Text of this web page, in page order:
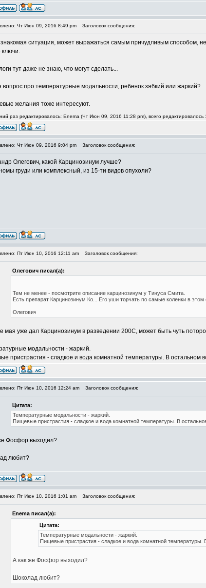
Чт Июн 09, 2016 8:49 pm Заголовок сообщения:
ситуация, может выражаться самым причудливым способом,
ключи.
тут даже не знаю, что могут сделать...
вопрос про температурные модальности, ребенок зябкий или жаркий?
желания тоже интересуют.
раз редактировалось: Enema (Чт Июн 09, 2016 11:28 pm), всего редактировалось
Чт Июн 09, 2016 9:04 pm Заголовок сообщения:
Олегович, какой Карцинозинум лучше?
груди или комплексный, из 15-ти видов опухоли?
Пт Июн 10, 2016 12:11 am Заголовок сообщения:
Олегович писал(а):
Тем не менее - посмотрите описание карцинозинум у Тинуса Смита.
Есть препарат Карцинозинум Ко... Его уши торчать по самые коленки в
Олегович
мая уже дал Карцинозинум в разведении 200С, может быть чуть
модальности - жаркий.
пристрастия - сладкое и вода комнатной температуры. В остальном
Пт Июн 10, 2016 12:24 am Заголовок сообщения:
Цитата:
Температурные модальности - жаркий.
Пищевые пристрастия - сладкое и вода комнатной температуры. В
Фосфор выходил?
любит?
Пт Июн 10, 2016 1:01 am Заголовок сообщения:
Enema писал(а):
Цитата:
Температурные модальности - жаркий.
Пищевые пристрастия - сладкое и вода комнатной температуры.
А как же Фосфор выходил?
Шоколад любит?